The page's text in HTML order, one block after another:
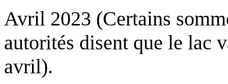
Avril 2023 (Certains
autorités disent que le lac
avril).